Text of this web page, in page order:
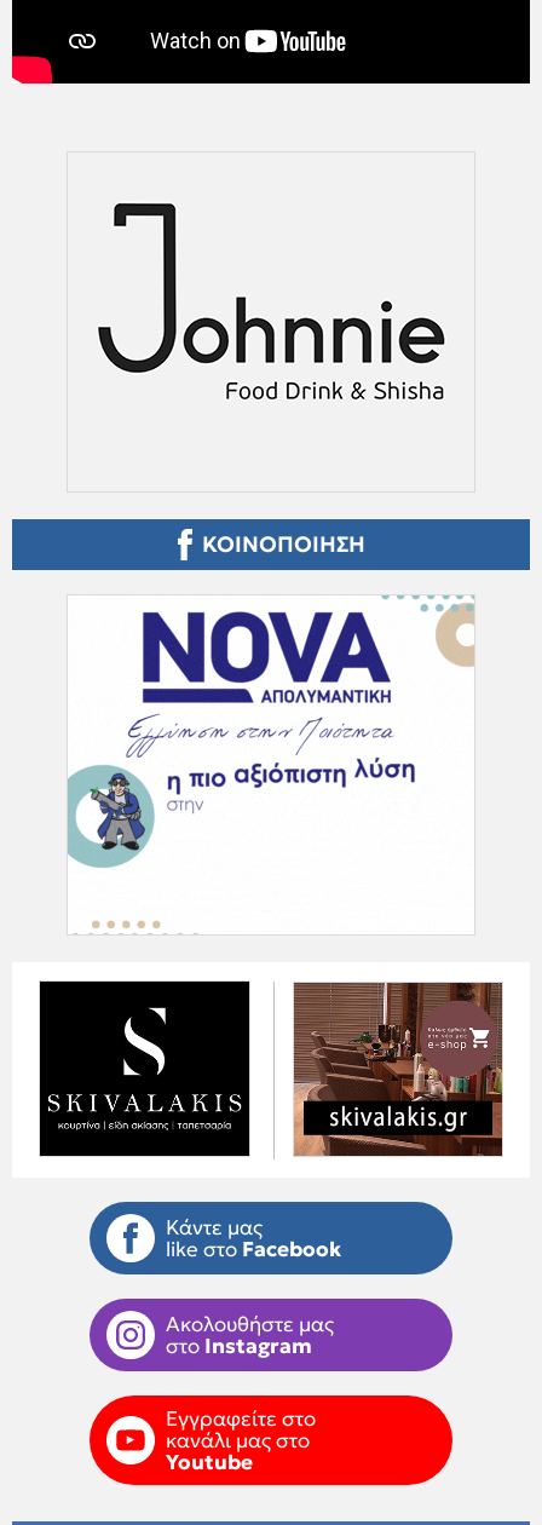
ΚΟΙΝΟΠΟΙΗΣΗ
Κάντε μας
like στο Facebook
Ακολουθήστε μας
στο Instagram
Εγγραφείτε στο
κανάλι μας στο
Youtube